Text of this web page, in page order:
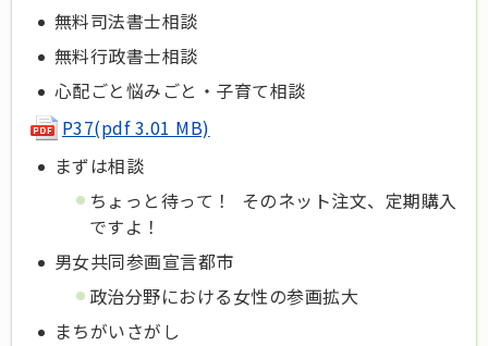
無料司法書士相談
無料行政書士相談
心配ごと悩みごと・子育て相談
P37(pdf 3.01 MB)
まずは相談
ちょっと待って！ そのネット注文、定期購入
ですよ！
男女共同参画宣言都市
政治分野における女性の参画拡大
まちがいさがし